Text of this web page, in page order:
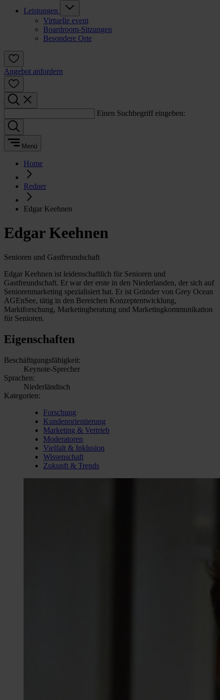
Leistungen
Virtuelle event
Boardroom-Sitzungen
Besondere Orte
Angebot anfordern
Einen Suchbegriff eingeben:
Menü
Home
Redner
Edgar Keehnen
Edgar Keehnen
Senioren und Gastfreundschaft
Edgar Keehnen ist leidenschaftlich für Senioren und
Gastfreundschaft. Er war der erste in den Niederlanden, der sich auf
Seniorenmarketing spezialisiert hat. Er ist Gründer von Grey Ocean
AGEnSee, tätig in den Bereichen Konzeptentwicklung,
Marktforschung, Marketingberatung und Marketingkommunikation
für Senioren.
Eigenschaften
Beschäftigungsfähigkeit:
Keynote-Sprecher
Sprachen:
Niederländisch
Kategorien:
Forschung
Kundenorientierung
Marketing & Vertrieb
Moderatoren
Vielfalt & Inklusion
Wissenschaft
Zukunft & Trends